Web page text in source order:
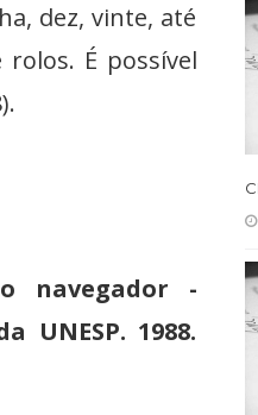
dez, vinte, até
É possível
navegador -
UNESP. 1988.